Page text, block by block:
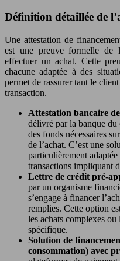
Définition détaillée de
Une attestation de
est une preuve formelle de
effectuer un achat. Cette
chacune adaptée à des
permet de rassurer tant le
transaction.
Attestation bancaire
délivré par la banque
des fonds nécessaires
de l’achat. C’est une
particulièrement
transactions impliquant
Lettre de crédit pré-
par un organisme
s’engage à financer
remplies. Cette option
les achats complexes
spécifique.
Solution de
consommation) avec